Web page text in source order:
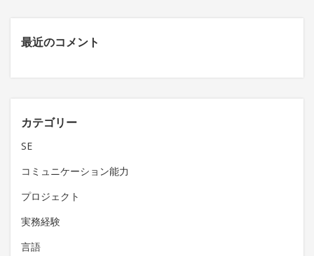
最近のコメント
カテゴリー
SE
コミュニケーション能力
プロジェクト
実務経験
言語